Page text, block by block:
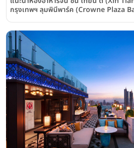
กรุงเทพฯ ลุมพินีพาร์ค (Crowne Plaza